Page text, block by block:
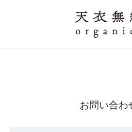
お問い合わ